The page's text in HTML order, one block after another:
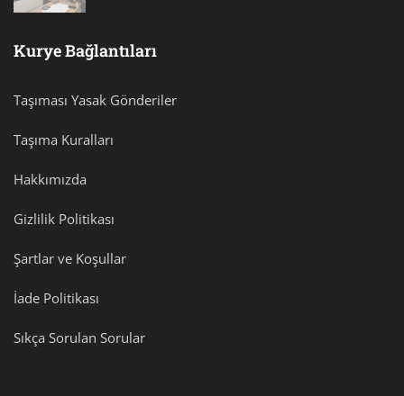
Kurye Bağlantıları
Taşıması Yasak Gönderiler
Taşıma Kuralları
Hakkımızda
Gizlilik Politikası
Şartlar ve Koşullar
İade Politikası
Sıkça Sorulan Sorular